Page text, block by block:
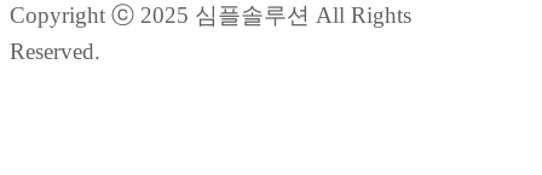
Copyright ⓒ 2025 심플솔루션 All Rights
Reserved.